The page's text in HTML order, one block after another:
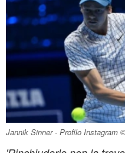
Jannik Sinner - Profilo Instagram